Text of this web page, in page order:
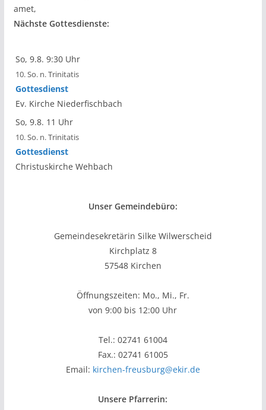
amet,
Nächste Gottesdienste:
So, 9.8. 9:30 Uhr
10. So. n. Trinitatis
Gottesdienst
Ev. Kirche Niederfischbach
So, 9.8. 11 Uhr
10. So. n. Trinitatis
Gottesdienst
Christuskirche Wehbach
Unser Gemeindebüro:
Gemeindesekretärin Silke Wilwerscheid
Kirchplatz 8
57548 Kirchen
Öffnungszeiten: Mo., Mi., Fr.
von 9:00 bis 12:00 Uhr
Tel.: 02741 61004
Fax.: 02741 61005
Email: kirchen-freusburg@ekir.de
Unsere Pfarrerin: